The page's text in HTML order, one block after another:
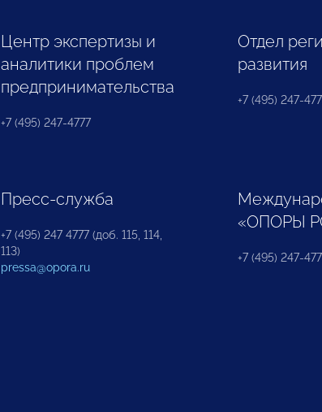
Центр экспертизы и
аналитики проблем
предпринимательства
+7 (495) 247-4777
Отдел
развития
+7 (495) 247-
Пресс-служба
+7 (495) 247 4777 (доб. 115, 114,
113)
pressa@opora.ru
«ОПОРЫ
+7 (495) 247-